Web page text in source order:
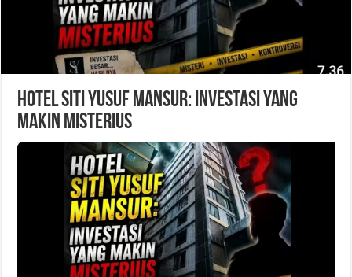
Hotel Siti Yusuf Mansur: Investasi Yang
Makin Misterius